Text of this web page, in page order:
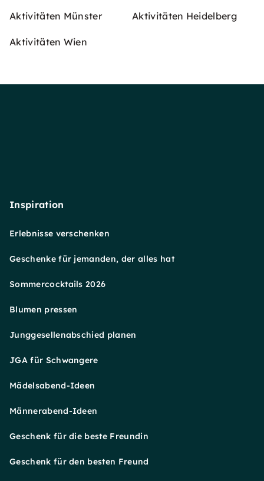
Aktivitäten Münster Aktivitäten Heidelberg
Aktivitäten Wien
Inspiration
Erlebnisse verschenken
Geschenke für jemanden, der alles hat
Sommercocktails 2026
Blumen pressen
Junggesellenabschied planen
JGA für Schwangere
Mädelsabend-Ideen
Männerabend-Ideen
Geschenk für die beste Freundin
Geschenk für den besten Freund